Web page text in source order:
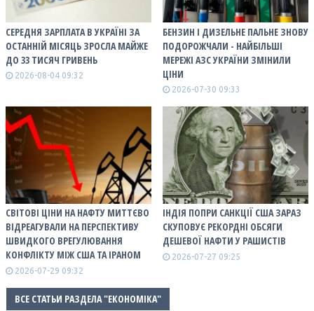
СЕРЕДНЯ ЗАРПЛАТА В УКРАЇНІ ЗА
ОСТАННІЙ МІСЯЦЬ ЗРОСЛА МАЙЖЕ
ДО 33 ТИСЯЧ ГРИВЕНЬ
2026-08-04 09:32
БЕНЗИН І ДИЗЕЛЬНЕ ПАЛЬНЕ ЗНОВУ
ПОДОРОЖЧАЛИ - НАЙБІЛЬШІ
МЕРЕЖІ АЗС УКРАЇНИ ЗМІНИЛИ
ЦІНИ
2026-07-30 09:33
СВІТОВІ ЦІНИ НА НАФТУ МИТТЄВО
ВІДРЕАГУВАЛИ НА ПЕРСПЕКТИВУ
ШВИДКОГО ВРЕГУЛЮВАННЯ
КОНФЛІКТУ МІЖ США ТА ІРАНОМ
2026-07-29 09:32
ІНДІЯ ПОПРИ САНКЦІЇ США ЗАРАЗ
СКУПОВУЄ РЕКОРДНІ ОБСЯГИ
ДЕШЕВОЇ НАФТИ У РАШИСТІВ
2026-07-27 09:25
ВСЕ СТАТЬИ РАЗДЕЛА "ЕКОНОМІКА"